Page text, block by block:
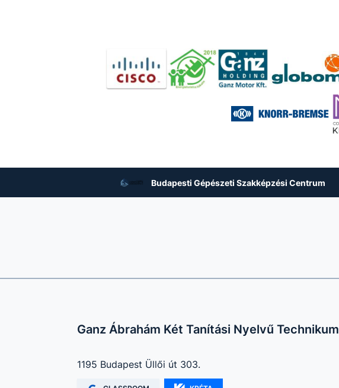
Budapesti Gépészeti Szakképzési Centrum
Ganz Ábrahám Két Tanítási Nyelvű Technikum
1195 Budapest Üllői út 303.